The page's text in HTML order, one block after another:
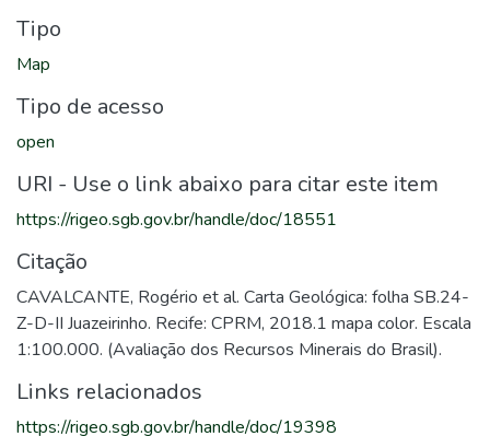
Tipo
Map
Tipo de acesso
open
URI - Use o link abaixo para citar este item
https://rigeo.sgb.gov.br/handle/doc/18551
Citação
CAVALCANTE, Rogério et al. Carta Geológica: folha SB.24-
Z-D-II Juazeirinho. Recife: CPRM, 2018.1 mapa color. Escala
1:100.000. (Avaliação dos Recursos Minerais do Brasil).
Links relacionados
https://rigeo.sgb.gov.br/handle/doc/19398